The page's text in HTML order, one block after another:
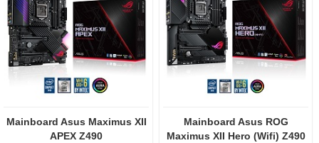
Mainboard Asus Maximus XII
APEX Z490
Mainboard Asus ROG
Maximus XII Hero (Wifi) Z490